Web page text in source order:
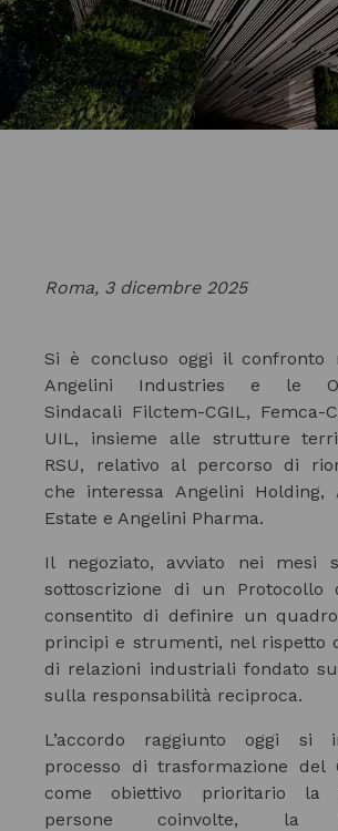
Roma, 3 dicembre 2025
Si è concluso oggi il confronto
Angelini Industries e le
Sindacali Filctem-CGIL, Femca-
UIL, insieme alle strutture
RSU, relativo al percorso di
che interessa Angelini Holding,
Estate e Angelini Pharma.
Il negoziato, avviato nei mesi
sottoscrizione di un Protocollo
consentito di definire un
principi e strumenti, nel rispetto
di relazioni industriali fondato
sulla responsabilità reciproca.
L’accordo raggiunto oggi si
processo di trasformazione del
come obiettivo prioritario la
persone coinvolte, la